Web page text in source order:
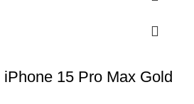
15 Pro Max Gold